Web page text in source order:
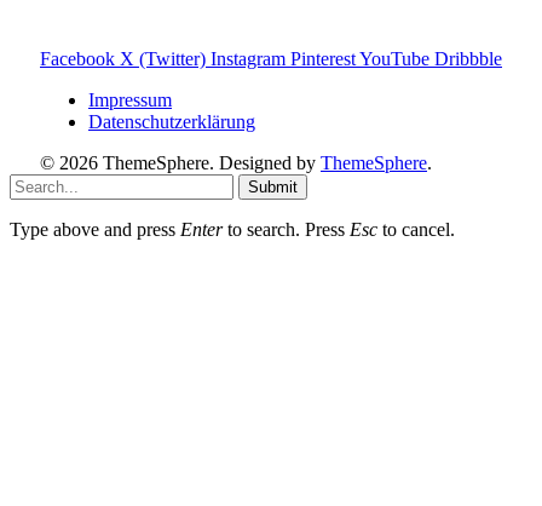
Facebook X (Twitter) Instagram PinterestYouTube Dribbble
Impressum
Datenschutzerklärung
© 2026 ThemeSphere. Designed by ThemeSphere.
Submit
Type above and press Enterto search. Press Esc to cancel.